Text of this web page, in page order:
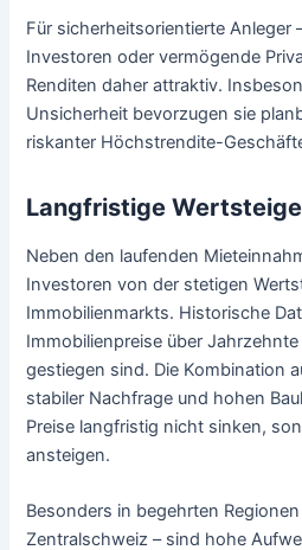
Für sicherheitsorientierte Anleger
Investoren oder vermögende
Renditen daher attraktiv.
Unsicherheit bevorzugen sie
riskanter Höchstrendite-
Langfristige
Neben den laufenden
Investoren von der stetigen
Immobilienmarkts. Historische
Immobilienpreise über
gestiegen sind. Die Kombination
stabiler Nachfrage und hohen
Preise langfristig nicht sinken,
ansteigen.
Besonders in begehrten
Zentralschweiz – sind hohe